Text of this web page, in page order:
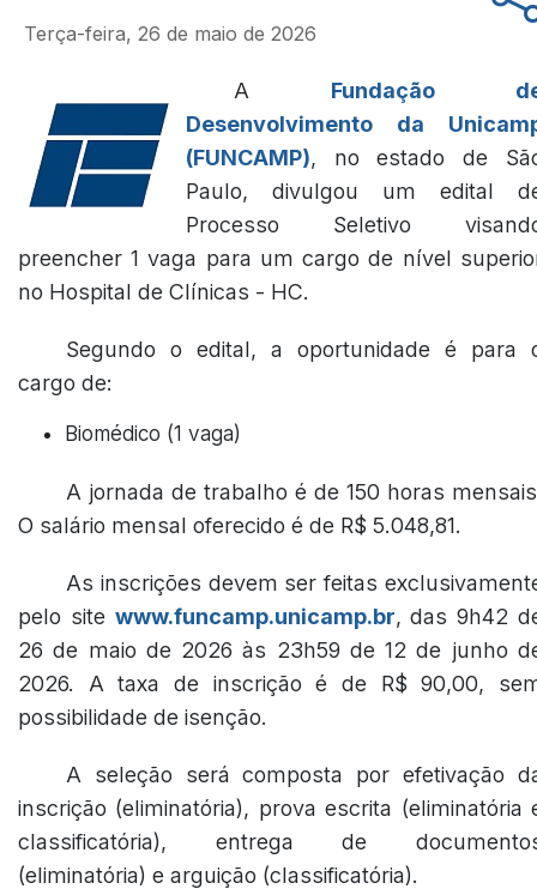
Terça-feira, 26 de maio de 2026
A Fundação
Desenvolvimento da
(FUNCAMP), no estado de
Paulo, divulgou um edital
Processo Seletivo
preencher 1 vaga para um cargo de nível
no Hospital de Clínicas - HC.
Segundo o edital, a oportunidade é para
cargo de:
Biomédico (1 vaga)
A jornada de trabalho é de 150 horas
O salário mensal oferecido é de R$ 5.048,81.
As inscrições devem ser feitas
pelo site www.funcamp.unicamp.br, das 9h42
26 de maio de 2026 às 23h59 de 12 de junho
2026. A taxa de inscrição é de R$ 90,00,
possibilidade de isenção.
A seleção será composta por efetivação
inscrição (eliminatória), prova escrita (eliminatória
classificatória), entrega de
(eliminatória) e arguição (classificatória).